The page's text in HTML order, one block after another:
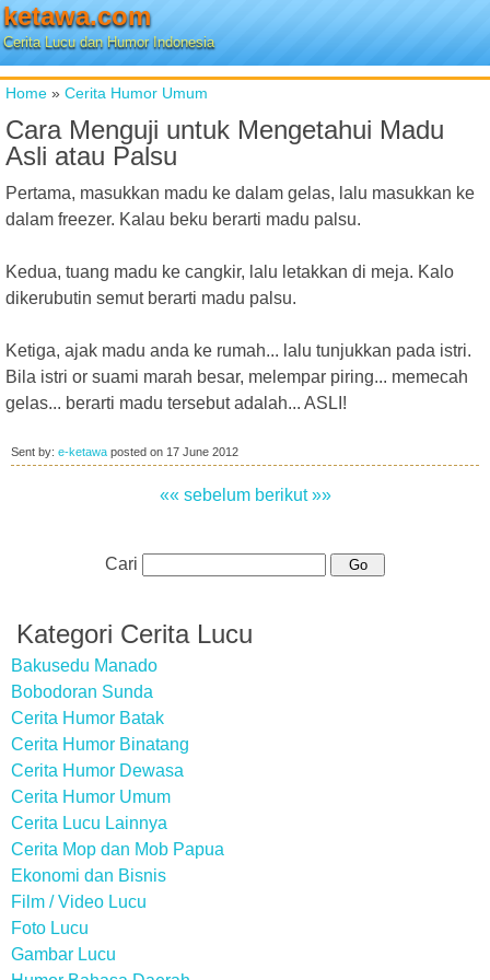
ketawa.com
Cerita Lucu dan Humor Indonesia
Home » Cerita Humor Umum
Cara Menguji untuk Mengetahui Madu
Asli atau Palsu
Pertama, masukkan madu ke dalam gelas, lalu masukkan ke
dalam freezer. Kalau beku berarti madu palsu.
Kedua, tuang madu ke cangkir, lalu letakkan di meja. Kalo
dikerubutin semut berarti madu palsu.
Ketiga, ajak madu anda ke rumah... lalu tunjukkan pada istri.
Bila istri or suami marah besar, melempar piring... memecah
gelas... berarti madu tersebut adalah... ASLI!
Sent by: e-ketawa posted on 17 June 2012
«« sebelum berikut »»
Cari
Kategori Cerita Lucu
Bakusedu Manado
Bobodoran Sunda
Cerita Humor Batak
Cerita Humor Binatang
Cerita Humor Dewasa
Cerita Humor Umum
Cerita Lucu Lainnya
Cerita Mop dan Mob Papua
Ekonomi dan Bisnis
Film / Video Lucu
Foto Lucu
Gambar Lucu